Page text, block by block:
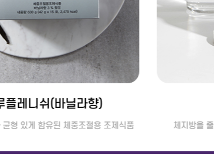
플레니쉬(바닐라향)
형 있게 함유된 체중조절용 조제식품 체지방을